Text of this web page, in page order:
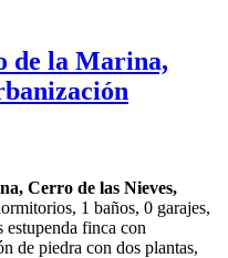
de la Marina,
Cerro de las Nieves,
1 baños, 0 garajes,
estupenda finca con
de piedra con dos plantas,